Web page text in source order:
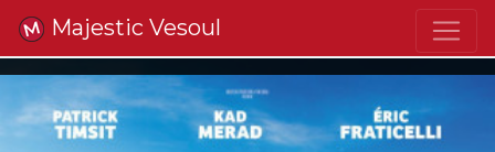
Majestic Vesoul